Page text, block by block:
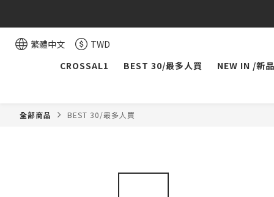
繁體中文
TWD
CROSSAL1
BEST 30/最多人買 NEW IN /新
全部商品 BEST 30/最多人買